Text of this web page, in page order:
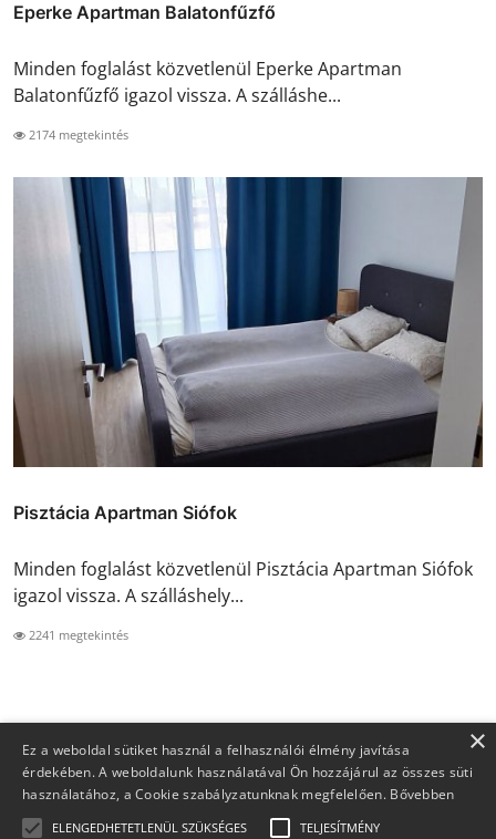
Eperke Apartman Balatonfűzfő
Minden foglalást közvetlenül Eperke Apartman
Balatonfűzfő igazol vissza. A szálláshe...
2174 megtekintés
Pisztácia Apartman Siófok
Minden foglalást közvetlenül Pisztácia Apartman Siófok
igazol vissza. A szálláshely...
2241 megtekintés
×
Ez a weboldal sütiket használ a felhasználói élmény javítása
érdekében. A weboldalunk használatával Ön hozzájárul az összes süti
használatához, a Cookie szabályzatunknak megfelelően. Bővebben
ELENGEDHETETLENÜL SZÜKSÉGES TELJESÍTMÉNY